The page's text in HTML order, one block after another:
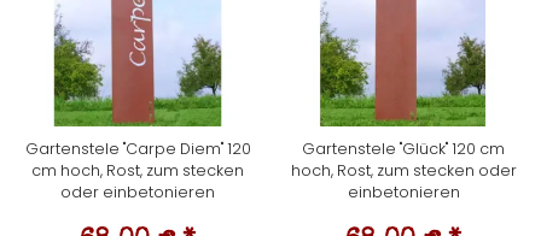
Gartenstele "Carpe Diem" 120
cm hoch, Rost, zum stecken
oder einbetonieren
Gartenstele "Glück" 120 cm
hoch, Rost, zum stecken oder
einbetonieren